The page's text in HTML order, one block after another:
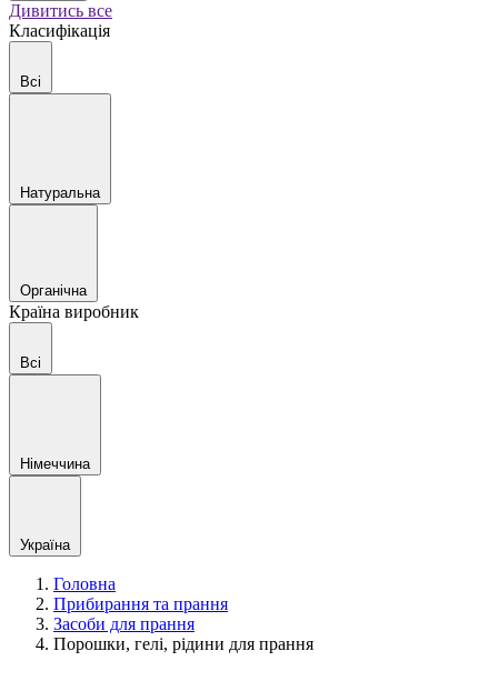
Дивитись все
Класифікація
Всі
Натуральна
Органічна
Країна виробник
Всі
Німеччина
Україна
Головна
Прибирання та прання
Засоби для прання
Порошки, гелі, рідини для прання